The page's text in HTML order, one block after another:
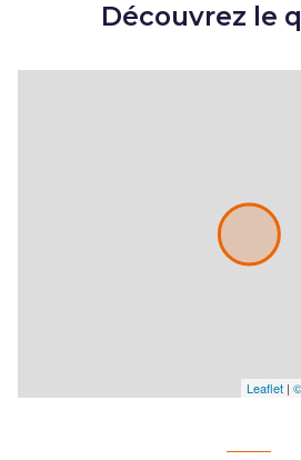
Découvrez le
Leaflet | ©